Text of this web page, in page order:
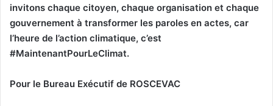
invitons chaque citoyen, chaque organisation et chaque
gouvernement à transformer les paroles en actes, car
l’heure de l’action climatique, c’est
#MaintenantPourLeClimat.
Pour le Bureau Exécutif de ROSCEVAC